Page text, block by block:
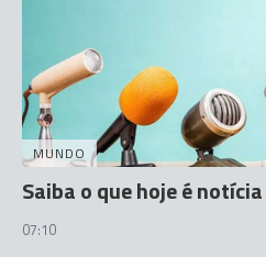
MUNDO
Saiba o que hoje é notícia
07:10